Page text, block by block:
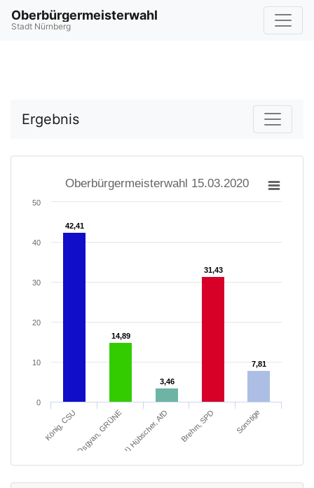
Oberbürgermeisterwahl
Stadt Nürnberg
Ergebnis
Oberbürgermeisterwahl 15.03.2020
42,41
42,41
14,89
14,89
3,46
3,46
31,43
31,43
7,81
7,81
König, CSU Osgyan, GRÜNE
Dipl.-Kfm. (FH) Hübscher, AfD Brehm, SPD Sonstige
0
10
20
30
40
50